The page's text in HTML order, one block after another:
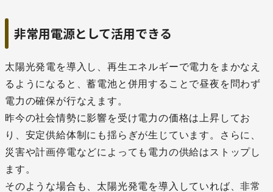
非常用電源として活用できる
太陽光発電を導入し、再生エネルギーで電力をまかなえ
るようになると、蓄電池と併用することで昼夜を問わず
電力の確保が行なえます。
昨今の社会情勢に影響を受け電力の価格は上昇してお
り、安定供給体制にも揺らぎが生じています。さらに、
災害や計画停電などによっても電力の供給はストップし
ます。
そのような場合も、太陽光発電を導入していれば、非常